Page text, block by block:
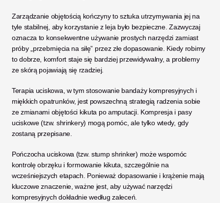
Zarządzanie objętością kończyny to sztuka utrzymywania jej na
tyle stabilnej, aby korzystanie z leja było bezpieczne. Zazwyczaj
oznacza to konsekwentne używanie prostych narzędzi zamiast
próby „przebrnięcia na siłę” przez złe dopasowanie. Kiedy robimy
to dobrze, komfort staje się bardziej przewidywalny, a problemy
ze skórą pojawiają się rzadziej.
Terapia uciskowa, w tym stosowanie bandaży kompresyjnych i
miękkich opatrunków, jest powszechną strategią radzenia sobie
ze zmianami objętości kikuta po amputacji. Kompresja i pasy
uciskowe (tzw. shrinkery) mogą pomóc, ale tylko wtedy, gdy
zostaną przepisane.
Pończocha uciskowa (tzw. stump shrinker) może wspomóc
kontrolę obrzęku i formowanie kikuta, szczególnie na
wcześniejszych etapach. Ponieważ dopasowanie i krążenie mają
kluczowe znaczenie, ważne jest, aby używać narzędzi
kompresyjnych dokładnie według zaleceń.